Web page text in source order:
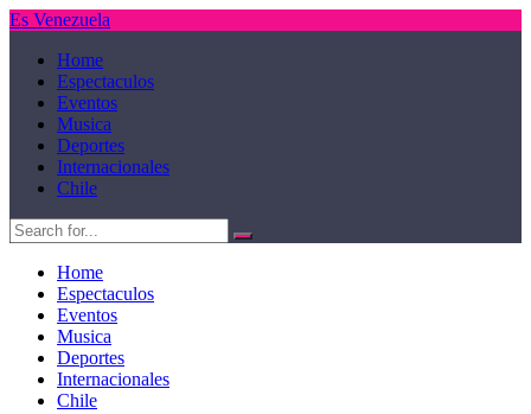
Es Venezuela
Home
Espectaculos
Eventos
Musica
Deportes
Internacionales
Chile
Home
Espectaculos
Eventos
Musica
Deportes
Internacionales
Chile